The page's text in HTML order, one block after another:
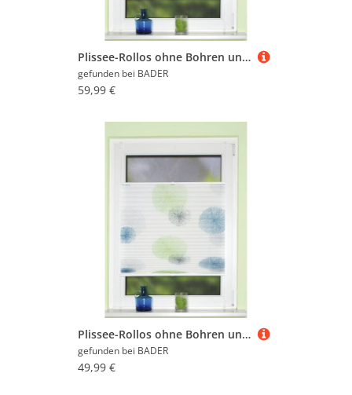
Plissee-Rollos ohne Bohren und Schrauben, Grün-Petrol, Größe 850 (H210xB 70 cm)
gefunden bei BADER
59,99 €
Plissee-Rollos ohne Bohren und Schrauben, Grün-Petrol, Größe 829 (H130xB70 cm)
gefunden bei BADER
49,99 €